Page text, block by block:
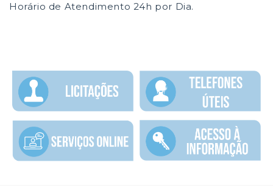
Horário de Atendimento 24h por Dia.